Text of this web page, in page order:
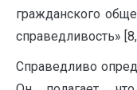
гражданского
справедливость»
Справедливо